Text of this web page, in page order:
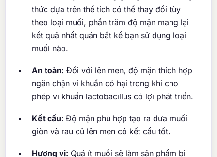
thức dựa trên thể tích có thể thay đổi tùy
theo loại muối, phần trăm độ mặn mang lại
kết quả nhất quán bất kể bạn sử dụng loại
muối nào.
An toàn: Đối với lên men, độ mặn thích hợp
ngăn chặn vi khuẩn có hại trong khi cho
phép vi khuẩn lactobacillus có lợi phát triển.
Kết cấu: Độ mặn phù hợp tạo ra dưa muối
giòn và rau củ lên men có kết cấu tốt.
Hương vị: Quá ít muối sẽ làm sản phẩm bị